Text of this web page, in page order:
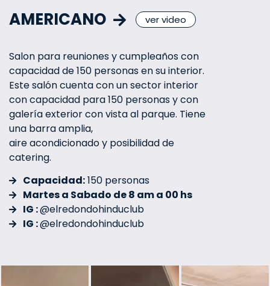
AMERICANO ver video
Salon para reuniones y cumpleaños con
capacidad de 150 personas en su interior.
Este salón cuenta con un sector interior
con capacidad para 150 personas y con
galería exterior con vista al parque. Tiene
una barra amplia,
aire acondicionado y posibilidad de
catering.
Capacidad:150 personas
Martes a Sabado de 8 am a 00 hs
IG :@elredondohinduclub
IG :@elredondohinduclub